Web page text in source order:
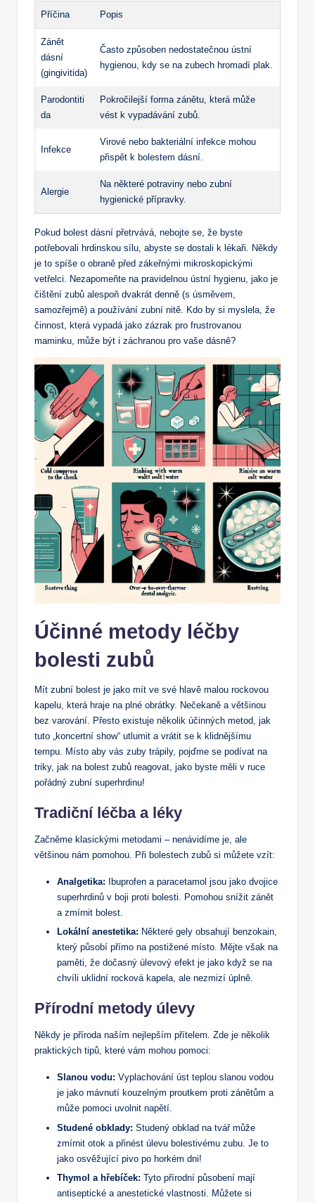
Příčina Popis
Zánět
dásní
(gingivitida)
Často způsoben nedostatečnou ústní
hygienou, kdy se na zubech hromadí plak.
Parodontiti
da
Pokročilejší forma zánětu, která může
vést k vypadávání zubů.
Infekce
Virové nebo bakteriální infekce mohou
přispět k bolestem dásní.
Alergie
Na některé potraviny nebo zubní
hygienické přípravky.
Pokud bolest dásní přetrvává, nebojte se, že byste
potřebovali hrdinskou sílu, abyste se dostali k lékaři. Někdy
je to spíše o obraně před zákeřnými mikroskopickými
vetřelci. Nezapomeňte na pravidelnou ústní hygienu, jako je
čištění zubů alespoň dvakrát denně (s úsměvem,
samozřejmě) a používání zubní nitě. Kdo by si myslela, že
činnost, která vypadá jako zázrak pro frustrovanou
maminku, může být i záchranou pro vaše dásně?
Účinné metody léčby
bolesti zubů
Mít zubní bolest je jako mít ve své hlavě malou rockovou
kapelu, která hraje na plné obrátky. Nečekaně a většinou
bez varování. Přesto existuje několik účinných metod, jak
tuto „koncertní show“ utlumit a vrátit se k klidnějšímu
tempu. Místo aby vás zuby trápily, pojďme se podívat na
triky, jak na bolest zubů reagovat, jako byste měli v ruce
pořádný zubní superhrdinu!
Tradiční léčba a léky
Začněme klasickými metodami – nenávidíme je, ale
většinou nám pomohou. Při bolestech zubů si můžete vzít:
Analgetika: Ibuprofen a paracetamol jsou jako dvojice
superhrdinů v boji proti bolesti. Pomohou snížit zánět
a zmírnit bolest.
Lokální anestetika: Některé gely obsahují benzokain,
který působí přímo na postižené místo. Mějte však na
paměti, že dočasný úlevový efekt je jako když se na
chvíli uklidní rocková kapela, ale nezmizí úplně.
Přírodní metody úlevy
Někdy je příroda naším nejlepším přítelem. Zde je několik
praktických tipů, které vám mohou pomoci:
Slanou vodu: Vyplachování úst teplou slanou vodou
je jako mávnutí kouzelným proutkem proti zánětům a
může pomoci uvolnit napětí.
Studené obklady: Studený obklad na tvář může
zmírnit otok a přinést úlevu bolestivému zubu. Je to
jako osvěžující pivo po horkém dni!
Thymol a hřebíček: Tyto přírodní působení mají
antiseptické a anestetické vlastnosti. Můžete si